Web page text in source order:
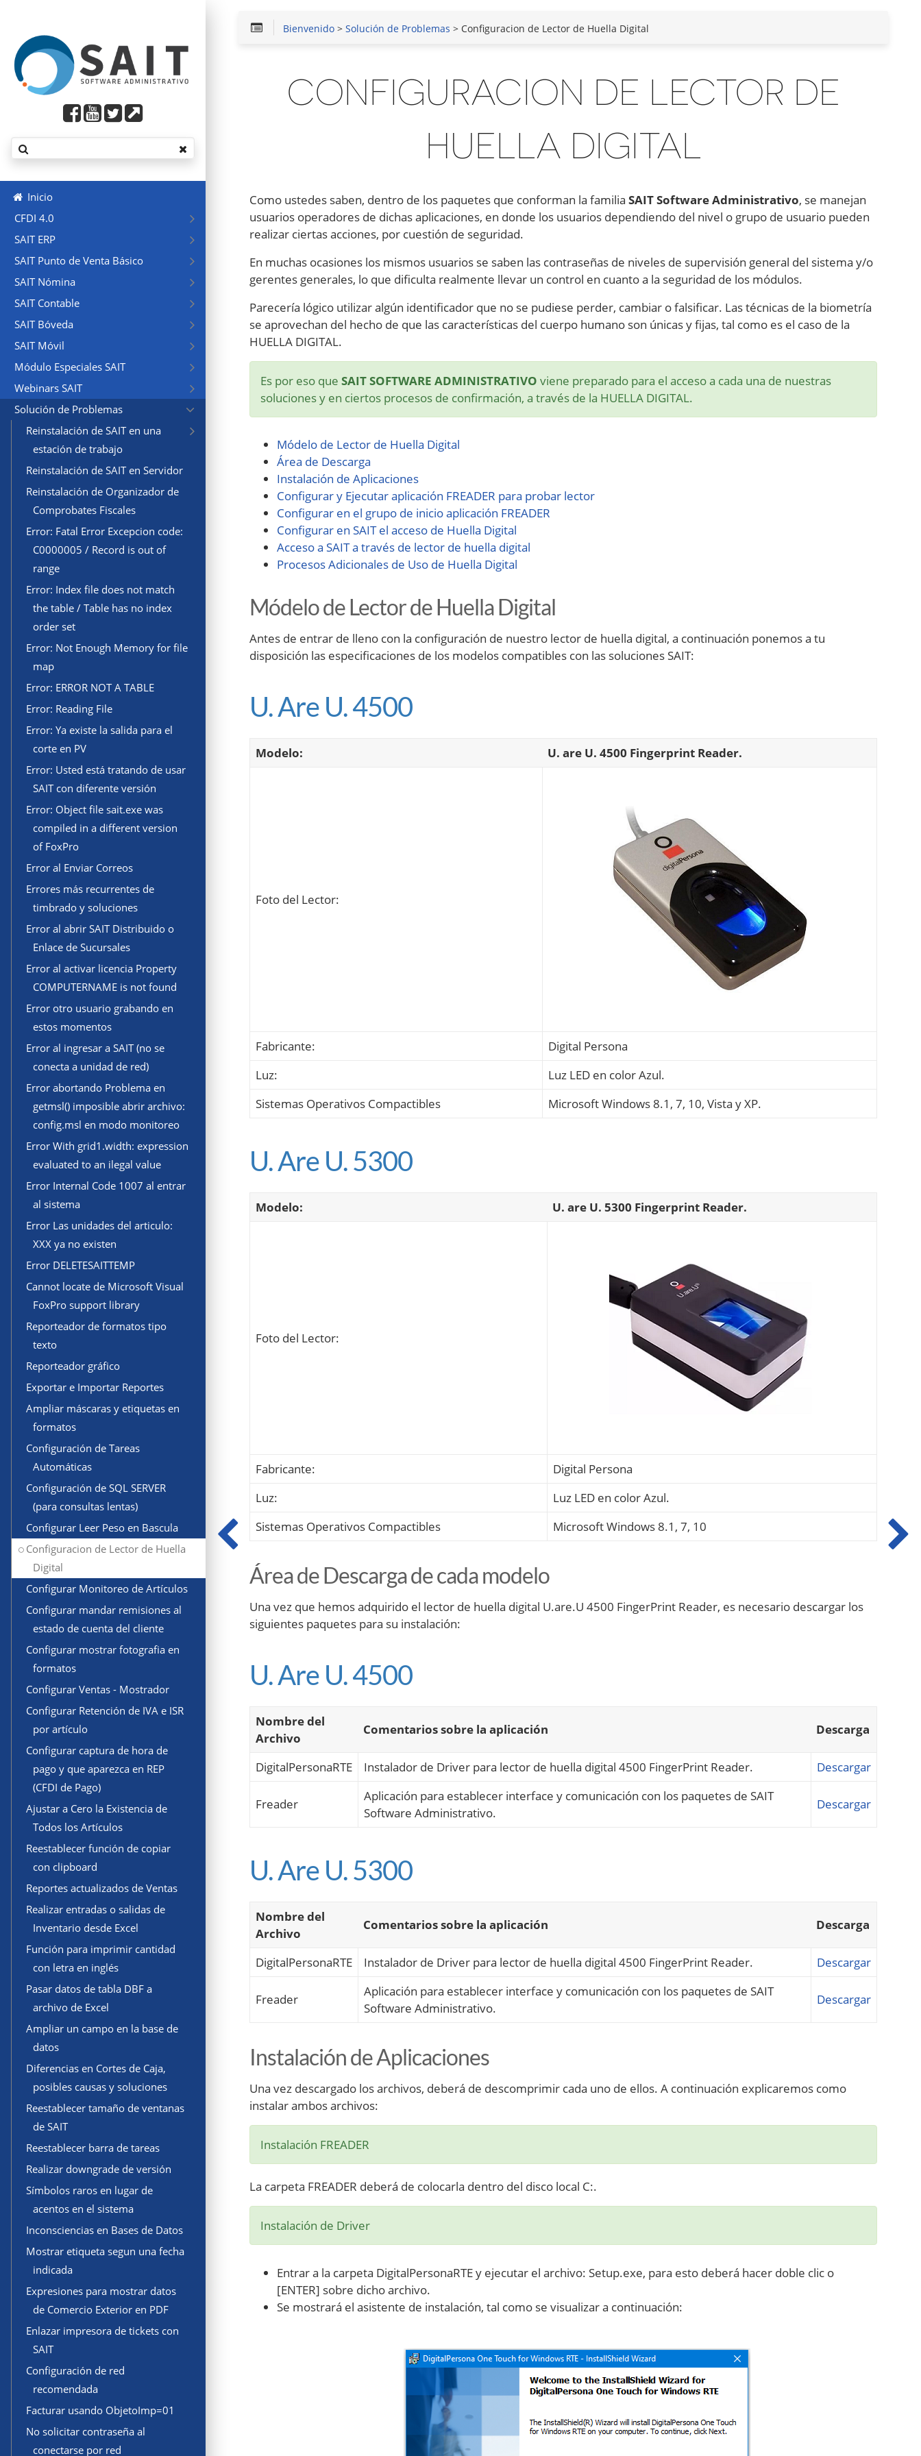
Inicio
CFDI 4.0
SAIT ERP
SAIT Punto de Venta Básico
SAIT Nómina
SAIT Contable
SAIT Bóveda
SAIT Móvil
Módulo Especiales SAIT
Webinars SAIT
Solución de Problemas
Reinstalación de SAIT en una
estación de trabajo
Reinstalación de SAIT en Servidor
Reinstalación de Organizador de
Comprobates Fiscales
Error: Fatal Error Excepcion code:
C0000005 / Record is out of
range
Error: Index file does not match
the table / Table has no index
order set
Error: Not Enough Memory for file
map
Error: ERROR NOT A TABLE
Error: Reading File
Error: Ya existe la salida para el
corte en PV
Error: Usted está tratando de usar
SAIT con diferente versión
Error: Object file sait.exe was
compiled in a different version
of FoxPro
Error al Enviar Correos
Errores más recurrentes de
timbrado y soluciones
Error al abrir SAIT Distribuido o
Enlace de Sucursales
Error al activar licencia Property
COMPUTERNAME is not found
Error otro usuario grabando en
estos momentos
Error al ingresar a SAIT (no se
conecta a unidad de red)
Error abortando Problema en
getmsl() imposible abrir archivo:
config.msl en modo monitoreo
Error With grid1.width: expression
evaluated to an ilegal value
Error Internal Code 1007 al entrar
al sistema
Error Las unidades del articulo:
XXX ya no existen
Error DELETESAITTEMP
Cannot locate de Microsoft Visual
FoxPro support library
Reporteador de formatos tipo
texto
Reporteador gráfico
Exportar e Importar Reportes
Ampliar máscaras y etiquetas en
formatos
Configuración de Tareas
Automáticas
Configuración de SQL SERVER
(para consultas lentas)
Configurar Leer Peso en Bascula
Configuracion de Lector de Huella
Digital
Configurar Monitoreo de Artículos
Configurar mandar remisiones al
estado de cuenta del cliente
Configurar mostrar fotografia en
formatos
Configurar Ventas - Mostrador
Configurar Retención de IVA e ISR
por artículo
Configurar captura de hora de
pago y que aparezca en REP
(CFDI de Pago)
Ajustar a Cero la Existencia de
Todos los Artículos
Reestablecer función de copiar
con clipboard
Reportes actualizados de Ventas
Realizar entradas o salidas de
Inventario desde Excel
Función para imprimir cantidad
con letra en inglés
Pasar datos de tabla DBF a
archivo de Excel
Ampliar un campo en la base de
datos
Diferencias en Cortes de Caja,
posibles causas y soluciones
Reestablecer tamaño de ventanas
de SAIT
Reestablecer barra de tareas
Realizar downgrade de versión
Símbolos raros en lugar de
acentos en el sistema
Inconsciencias en Bases de Datos
Mostrar etiqueta segun una fecha
indicada
Expresiones para mostrar datos
de Comercio Exterior en PDF
Enlazar impresora de tickets con
SAIT
Configuración de red
recomendada
Facturar usando ObjetoImp=01
No solicitar contraseña al
conectarse por red
Bienvenido >Solución de Problemas > Configuracion de Lector de Huella Digital
CONFIGURACION DE LECTOR DE
HUELLA DIGITAL
Como ustedes saben, dentro de los paquetes que conforman la familia SAIT Software Administrativo, se manejan
usuarios operadores de dichas aplicaciones, en donde los usuarios dependiendo del nivel o grupo de usuario pueden
realizar ciertas acciones, por cuestión de seguridad.
En muchas ocasiones los mismos usuarios se saben las contraseñas de niveles de supervisión general del sistema y/o
gerentes generales, lo que dificulta realmente llevar un control en cuanto a la seguridad de los módulos.
Parecería lógico utilizar algún identificador que no se pudiese perder, cambiar o falsificar. Las técnicas de la biometría
se aprovechan del hecho de que las características del cuerpo humano son únicas y fijas, tal como es el caso de la
HUELLA DIGITAL.
Es por eso que SAIT SOFTWARE ADMINISTRATIVO viene preparado para el acceso a cada una de nuestras
soluciones y en ciertos procesos de confirmación, a través de la HUELLA DIGITAL.
Módelo de Lector de Huella Digital
Área de Descarga
Instalación de Aplicaciones
Configurar y Ejecutar aplicación FREADER para probar lector
Configurar en el grupo de inicio aplicación FREADER
Configurar en SAIT el acceso de Huella Digital
Acceso a SAIT a través de lector de huella digital
Procesos Adicionales de Uso de Huella Digital
Módelo de Lector de Huella Digital
Antes de entrar de lleno con la configuración de nuestro lector de huella digital, a continuación ponemos a tu
disposición las especificaciones de los modelos compatibles con las soluciones SAIT:
U. Are U. 4500
Modelo: U. are U. 4500 Fingerprint Reader.
Foto del Lector:
Fabricante:
Digital Persona
Luz:
Luz LED en color Azul.
Sistemas Operativos Compactibles
Microsoft Windows 8.1, 7, 10, Vista y XP.
U. Are U. 5300
Modelo: U. are U. 5300 Fingerprint Reader.
Foto del Lector:
Fabricante:
Digital Persona
Luz:
Luz LED en color Azul.
Sistemas Operativos Compactibles
Microsoft Windows 8.1, 7, 10
Área de Descarga de cada modelo
Una vez que hemos adquirido el lector de huella digital U.are.U 4500 FingerPrint Reader, es necesario descargar los
siguientes paquetes para su instalación:
U. Are U. 4500
Nombre del
Archivo
Comentarios sobre la aplicación Descarga
DigitalPersonaRTE Instalador de Driver para lector de huella digital 4500 FingerPrint Reader. Descargar
Freader
Aplicación para establecer interface y comunicación con los paquetes de SAIT
Software Administrativo.
Descargar
U. Are U. 5300
Nombre del
Archivo
Comentarios sobre la aplicación Descarga
DigitalPersonaRTE Instalador de Driver para lector de huella digital 4500 FingerPrint Reader. Descargar
Freader
Aplicación para establecer interface y comunicación con los paquetes de SAIT
Software Administrativo.
Descargar
Instalación de Aplicaciones
Una vez descargado los archivos, deberá de descomprimir cada uno de ellos. A continuación explicaremos como
instalar ambos archivos:
Instalación FREADER
La carpeta FREADER deberá de colocarla dentro del disco local C:.
Instalación de Driver
Entrar a la carpeta DigitalPersonaRTE y ejecutar el archivo: Setup.exe, para esto deberá hacer doble clic o
[ENTER] sobre dicho archivo.
Se mostrará el asistente de instalación, tal como se visualizar a continuación: